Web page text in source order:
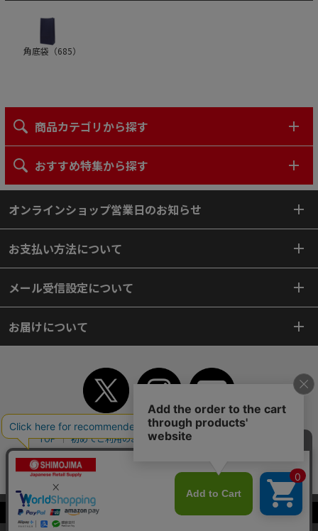
当サイトはクッキー（Cookie）を使用しています。Cookieの使用に同意いた
だける場合は「OK」をクリックしてください。
角底袋（685）
商品カテゴリから探す
おすすめ特集から探す
オンラインショップ営業日のお知らせ
お支払い方法について
メール受信設定について
お届けについて
TOP 初めてご利用のお客様へ ご利用案内
個人情報保護方針
よくあるご質問
サイトマップ
WEBカタログ
Copyright© 2018 SHIMOJIMA Co.,Ltd. All Rights Reserved.